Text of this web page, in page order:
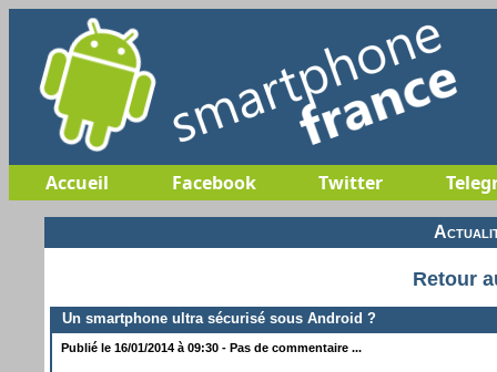
Accueil Facebook Twitter
Retour
Un smartphone ultra sécurisé sous Android ?
Publié le 16/01/2014 à 09:30 - Pas de commentaire ...